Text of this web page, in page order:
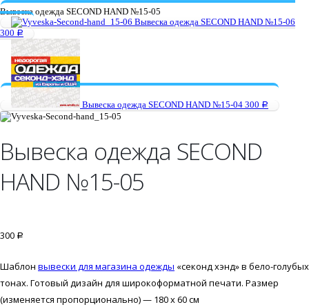
Вывеска одежда SECOND HAND №15-05
Вывеска одежда SECOND HAND №15-06
300 Р
Вывеска одежда SECOND HAND №15-04 300 Р
Вывеска одежда SECOND
HAND №15-05
300 Р
Шаблон вывески для магазина одежды «секонд хэнд» в бело-голубых
тонах. Готовый дизайн для широкоформатной печати. Размер
(изменяется пропорционально) — 180 х 60 см